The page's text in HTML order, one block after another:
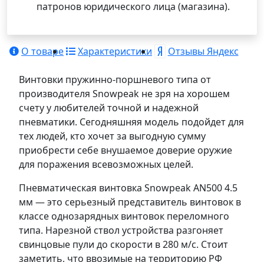
патронов юридического лица (магазина).
О товаре Характеристики Отзывы Яндекс
Винтовки пружинно-поршневого типа от
производителя Snowpeak не зря на хорошем
счету у любителей точной и надежной
пневматики. Сегодняшняя модель подойдет для
тех людей, кто хочет за выгодную сумму
приобрести себе внушаемое доверие оружие
для поражения всевозможных целей.
Пневматическая винтовка Snowpeak AN500 4.5
мм — это серьезный представитель винтовок в
классе однозарядных винтовок переломного
типа. Нарезной ствол устройства разгоняет
свинцовые пули до скорости в 280 м/с. Стоит
заметить, что ввозимые на территорию РФ